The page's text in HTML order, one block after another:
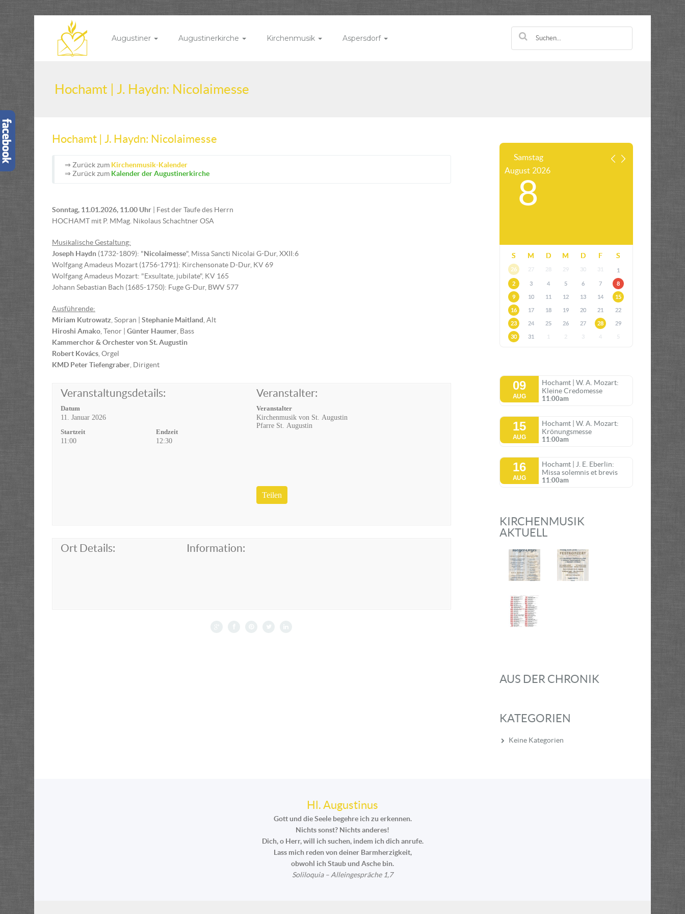
Augustiner Augustinerkirche Kirchenmusik Aspersdorf
Hochamt | J. Haydn: Nicolaimesse
Hochamt | J. Haydn: Nicolaimesse
⇒ Zurück zum Kirchenmusik-Kalender
⇒ Zurück zum Kalender der Augustinerkirche
Sonntag, 11.01.2026, 11.00 Uhr | Fest der Taufe des Herrn
HOCHAMT mit P. MMag. Nikolaus Schachtner OSA
Musikalische Gestaltung:
Joseph Haydn (1732-1809): "Nicolaimesse", Missa Sancti Nicolai G-Dur, XXII:6
Wolfgang Amadeus Mozart (1756-1791): Kirchensonate D-Dur, KV 69
Wolfgang Amadeus Mozart: "Exsultate, jubilate", KV 165
Johann Sebastian Bach (1685-1750): Fuge G-Dur, BWV 577
Ausführende:
Miriam Kutrowatz , Sopran | Stephanie Maitland , Alt
Hiroshi Amako , Tenor | Günter Haumer , Bass
Kammerchor & Orchester von St. Augustin
Robert Kovács , Orgel
KMD Peter Tiefengraber , Dirigent
Veranstaltungsdetails:
Datum
11. Januar 2026
Startzeit
11:00
Endzeit
12:30
Veranstalter:
Veranstalter
Kirchenmusik von St. Augustin
Pfarre St. Augustin
Teilen
Ort Details: Information:
Samstag
August 2026
8
S M D M D F S
26 27 28 29 30 31 1
2 3 4 5 6 7 8
9 10 11 12 13 14 15
16 17 18 19 20 21 22
23 24 25 26 27 28 29
30 31 1 2 3 4 5
09
AUG
Hochamt | W. A. Mozart:
Kleine Credomesse
11:00am
15
AUG
Hochamt | W. A. Mozart:
Krönungsmesse
11:00am
16
AUG
Hochamt | J. E. Eberlin:
Missa solemnis et brevis
11:00am
KIRCHENMUSIK
AKTUELL
AUS DER CHRONIK
KATEGORIEN
Keine Kategorien
Hl. Augustinus
Gott und die Seele begehre ich zu erkennen.
Nichts sonst? Nichts anderes!
Dich, o Herr, will ich suchen, indem ich dich anrufe.
Lass mich reden von deiner Barmherzigkeit,
obwohl ich Staub und Asche bin.
Soliloquia – Alleingespräche 1,7